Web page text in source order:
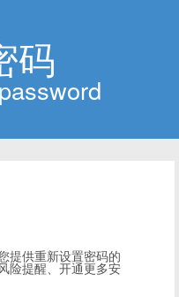
码
提供重新设置密码的
险提醒、开通更多安